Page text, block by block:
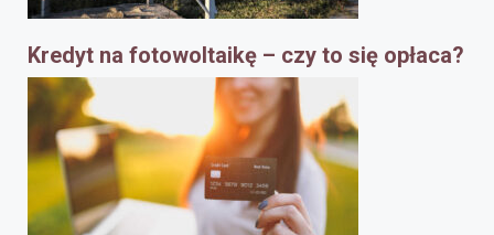
Kredyt na fotowoltaikę – czy to się opłaca?